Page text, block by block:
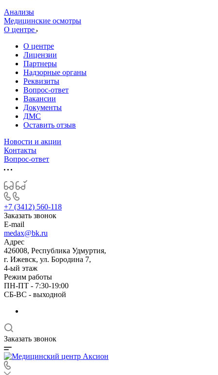
Анализы
Медицинские осмотры
О центре
О центре
Лицензии
Партнеры
Надзорные органы
Реквизиты
Вопрос-ответ
Вакансии
Документы
ДМС
Оставить отзыв
Новости и акции
Контакты
Вопрос-ответ
+7 (3412) 560-118
Заказать звонок
E-mail
medax@bk.ru
Адрес
426008, Республика Удмуртия,
г. Ижевск, ул. Бородина 7,
4-ый этаж
Режим работы
ПН-ПТ - 7:30-19:00
СБ-ВС - выходной
Заказать звонок